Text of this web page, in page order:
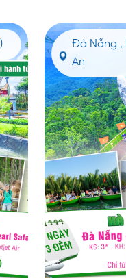
Đà Nẵng ,
An